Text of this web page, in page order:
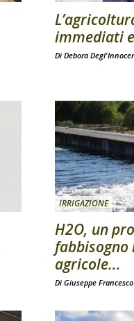
immediati
Di Debora
IRRIGAZIONE
H2O, un
agricole...
Di Giuseppe